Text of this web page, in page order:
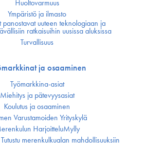
Huoltovarmuus
Ympäristö ja ilmasto
panostavat uuteen teknologiaan ja
ratkaisuihin uusissa aluksissa
Turvallisuus
ja osaaminen
Työmarkkina-asiat
Miehitys ja pätevyys­asiat
Koulutus ja osaaminen
Varustamoiden Yrityskylä
HarjoitteluMylly
merenkulkualan mahdollisuuksiin